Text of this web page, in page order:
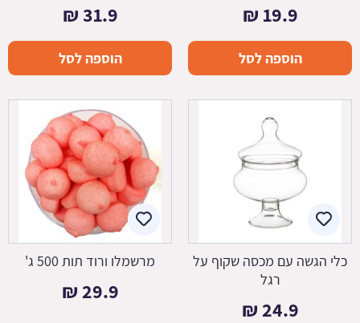
19.9
₪
הוספה לסל
31.9
₪
הוספה לסל
כלי הגשה עם מכסה שקוף על
רגל
24.9
₪
מרשמלו ורוד תות 500 ג'
29.9
₪